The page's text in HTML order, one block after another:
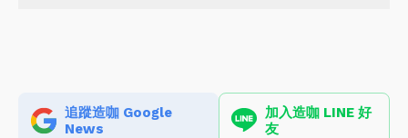
追蹤造咖 Google
News
加入造咖 LINE 好
友